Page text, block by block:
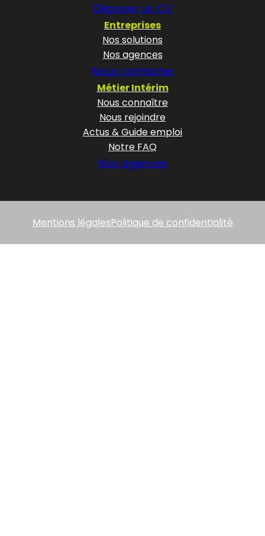
Déposer un CV
Entreprises
Nos solutions
Nos agences
Nous contacter
Métier Intérim
Nous connaître
Nous rejoindre
Actus & Guide emploi
Notre FAQ
Nos agences
Mentions légalesPolitique de confidentialité